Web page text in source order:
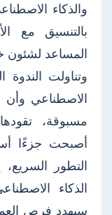
والذكاء
بالتنسيق مع
المساعد لشئون
وتناولت
الاصطناعي وأن
مسبوقة،
أصبحت جزءًا
التطور
الذكاء
سيهدد فرص